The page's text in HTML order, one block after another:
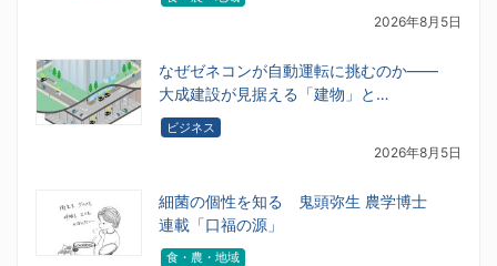
2026年8月5日
なぜゼネコンが自動運転に挑むのか――
大成建設が見据える「建物」と…
ビジネス
2026年8月5日
細菌の個性を知る 鬼頭弥生 農学博士
連載「口福の源」
食・農・地域